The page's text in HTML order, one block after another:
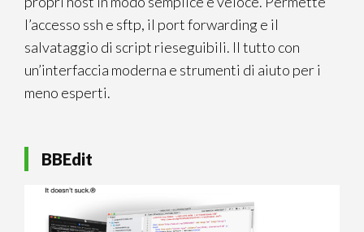
l’accesso ssh e sftp, il port forwarding e il
salvataggio di script rieseguibili. Il tutto con
un’interfaccia moderna e strumenti di aiuto per i
meno esperti.
BBEdit